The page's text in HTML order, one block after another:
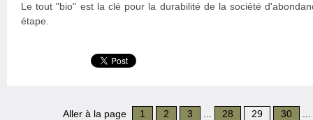
Le tout "bio" est la clé pour la durabilité de la société
étape.
Aller à la page 1 2 3 28 29 30